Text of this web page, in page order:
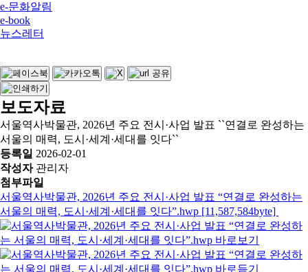
e-문화알림
e-book
뉴스레터
보도자료
서울역사박물관, 2026년 주요 전시·사업 발표 ``연결로 완성하는
서울의 매력, 도시·세계·세대를 잇다``
등록일 2026-02-01
작성자 관리자
첨부파일
서울역사박물관, 2026년 주요 전시·사업 발표 “연결로 완성하는
서울의 매력, 도시·세계·세대를 잇다”.hwp [11,587,584byte]